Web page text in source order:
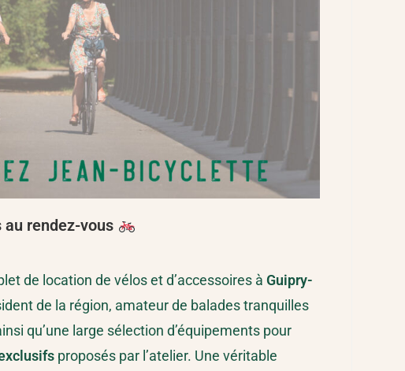
rendez-vous
de location de vélos et d’accessoires àGuipry-
de la région, amateur de balades tranquilles
qu’une large sélection d’équipements pour
proposés par l’atelier. Une véritable